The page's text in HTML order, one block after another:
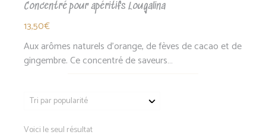
Concentré pour apéritifs Lougalina
13,50€
Aux arômes naturels d'orange, de fèves de cacao et de
gingembre. Ce concentré de saveurs…
Voici le seul résultat